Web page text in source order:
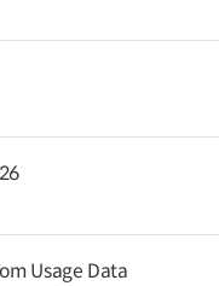
Usage Data